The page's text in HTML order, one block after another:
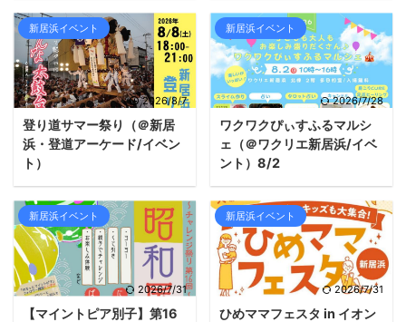
新居浜イベント
2026/8/7
登り道サマー祭り（＠新居
浜・登道アーケード/イベン
ト）
新居浜イベント
2026/7/28
ワクワクぴぃすふるマルシ
ェ（＠ワクリエ新居浜/イベ
ント）8/2
新居浜イベント
2026/7/31
【マイントピア別子】第16
新居浜イベント
2026/7/31
ひめママフェスタ in イオン